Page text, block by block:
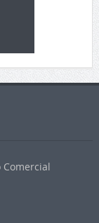
Comercial